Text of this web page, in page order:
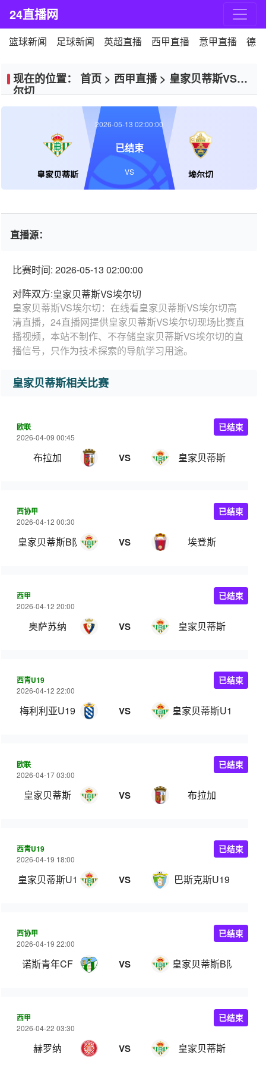
24直播网
篮球新闻 足球新闻 英超直播 西甲直播 意甲直播 德
现在的位置： 首页 > 西甲直播> 皇家贝蒂斯VS埃
尔切
皇家贝蒂斯 埃尔切
2026-05-13 02:00:00
已结束
VS
直播源：
比赛时间: 2026-05-13 02:00:00
对阵双方:皇家贝蒂斯VS埃尔切
皇家贝蒂斯VS埃尔切：在线看皇家贝蒂斯VS埃尔切高
清直播，24直播网提供皇家贝蒂斯VS埃尔切现场比赛直
播视频，本站不制作、不存储皇家贝蒂斯VS埃尔切的直
播信号，只作为技术探索的导航学习用途。
皇家贝蒂斯相关比赛
欧联
2026-04-09 00:45
布拉加 VS 皇家贝蒂斯
已结束
西协甲
2026-04-12 00:30
皇家贝蒂斯B队 VS 埃登斯
已结束
西甲
2026-04-12 20:00
奥萨苏纳 VS 皇家贝蒂斯
已结束
西青U19
2026-04-12 22:00
梅利利亚U19 VS 皇家贝蒂斯U19
已结束
欧联
2026-04-17 03:00
皇家贝蒂斯 VS 布拉加
已结束
西青U19
2026-04-19 18:00
皇家贝蒂斯U19 VS 巴斯克斯U19
已结束
西协甲
2026-04-19 22:00
诺斯青年CF VS 皇家贝蒂斯B队
已结束
西甲
2026-04-22 03:30
赫罗纳 VS 皇家贝蒂斯
已结束